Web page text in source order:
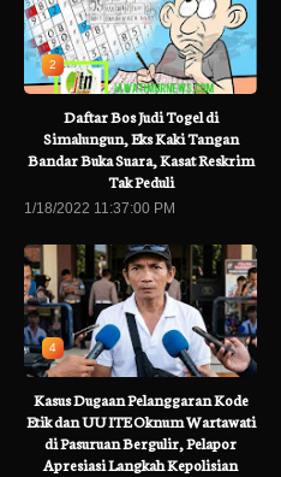
2
Daftar Bos Judi Togel di
Simalungun, Eks Kaki Tangan
Bandar Buka Suara, Kasat Reskrim
Tak Peduli
1/18/2022 11:37:00 PM
4
Kasus Dugaan Pelanggaran Kode
Etik dan UU ITE Oknum Wartawati
di Pasuruan Bergulir, Pelapor
Apresiasi Langkah Kepolisian